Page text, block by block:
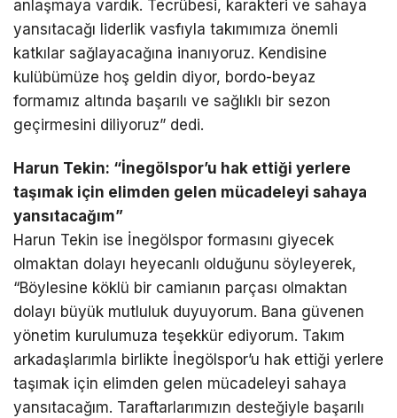
anlaşmaya vardık. Tecrübesi, karakteri ve sahaya
yansıtacağı liderlik vasfıyla takımımıza önemli
katkılar sağlayacağına inanıyoruz. Kendisine
kulübümüze hoş geldin diyor, bordo-beyaz
formamız altında başarılı ve sağlıklı bir sezon
geçirmesini diliyoruz” dedi.
Harun Tekin: “İnegölspor’u hak ettiği yerlere
taşımak için elimden gelen mücadeleyi sahaya
yansıtacağım”
Harun Tekin ise İnegölspor formasını giyecek
olmaktan dolayı heyecanlı olduğunu söyleyerek,
“Böylesine köklü bir camianın parçası olmaktan
dolayı büyük mutluluk duyuyorum. Bana güvenen
yönetim kurulumuza teşekkür ediyorum. Takım
arkadaşlarımla birlikte İnegölspor’u hak ettiği yerlere
taşımak için elimden gelen mücadeleyi sahaya
yansıtacağım. Taraftarlarımızın desteğiyle başarılı